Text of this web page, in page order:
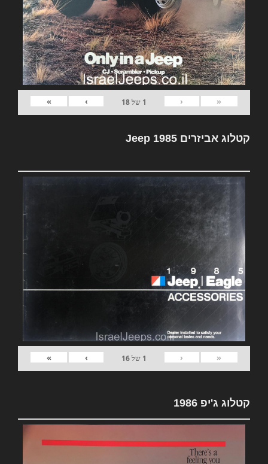
«
‹
1 של18
›
»
קטלוג אביזרים Jeep 1985
«
‹
1 של16
›
»
קטלוג ג'יפ 1986